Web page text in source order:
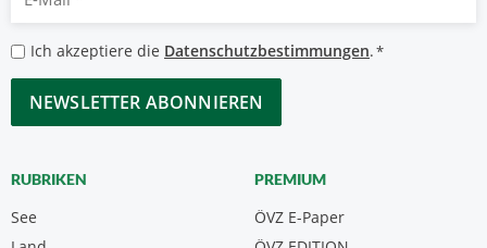
Mail
*
Datenschutzbestimmungen
*
Ich akzeptiere die Datenschutzbestimmungen.*
CAPTCHA
RUBRIKEN
See
PREMIUM
ÖVZ E-Paper